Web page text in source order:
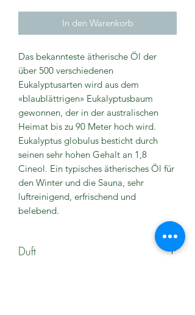
In den Warenkorb
Das bekannteste ätherische Öl der
über 500 verschiedenen
Eukalyptusarten wird aus dem
«blaublättrigen» Eukalyptusbaum
gewonnen, der in der australischen
Heimat bis zu 90 Meter hoch wird.
Eukalyptus globulus besticht durch
seinen sehr hohen Gehalt an 1,8
Cineol. Ein typisches ätherisches Öl für
den Winter und die Sauna, sehr
luftreinigend, erfrischend und
belebend.
Duft